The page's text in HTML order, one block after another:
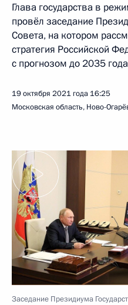
Глава государства в
провёл заседание
Совета, на котором
стратегия Российской
с прогнозом до 2035
19 октября 2021 года 16:25
Московская область, Ново-
Заседание Президиума